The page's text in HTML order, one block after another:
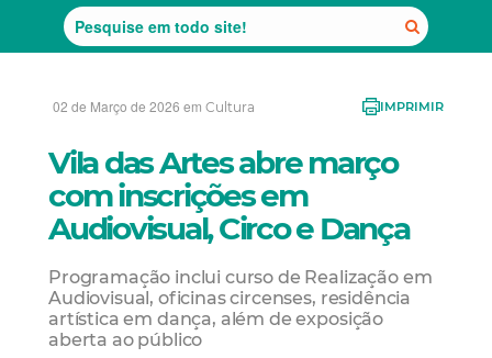
02 de Março de 2026 em Cultura IMPRIMIR
Vila das Artes abre março
com inscrições em
Audiovisual, Circo e Dança
Programação inclui curso de Realização em
Audiovisual, oficinas circenses, residência
artística em dança, além de exposição
aberta ao público